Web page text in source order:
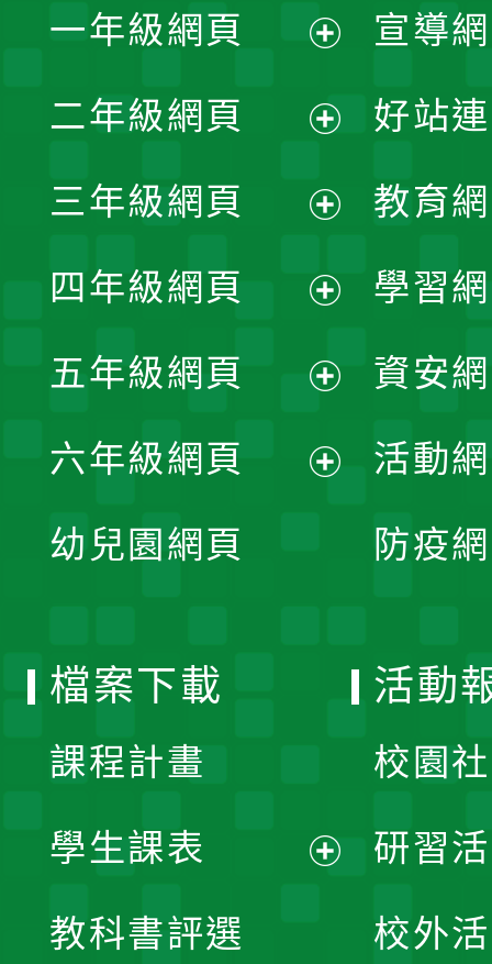
一年級網頁
開
選
單
二年級網頁
開
選
單
三年級網頁
開
選
單
四年級網頁
開
選
五年級網頁
開
六年級網頁
幼兒園網頁
宣導
好站
教育
學習
資安
活動
防疫
檔案下載
課程計畫
學生課表
教科書評選
活動
校園
研習
校外